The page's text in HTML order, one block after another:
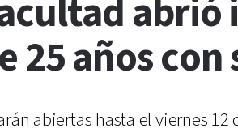
abrió
25 años
abiertas hasta el viernes